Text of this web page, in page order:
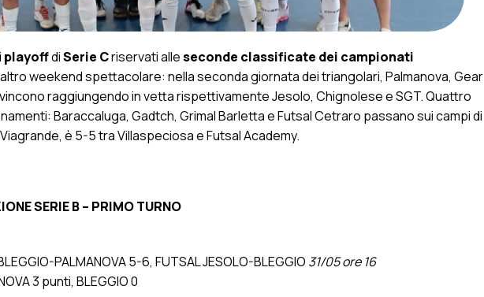
playoffdiSerie Criservatialleseconde classificate dei campionati
weekend spettacolare: nella seconda giornata dei triangolari, Palmanova, Gear
raggiungendo in vetta rispettivamente Jesolo, Chignolese e SGT. Quattro
Baraccaluga, Gadtch, Grimal Barletta e Futsal Cetraro passano sui campi di
è 5-5 tra Villaspeciosa e Futsal Academy.
SERIE B – PRIMO TURNO
PALMANOVA 5-6, FUTSAL JESOLO-BLEGGIO 31/05 ore 16
3 punti, BLEGGIO 0